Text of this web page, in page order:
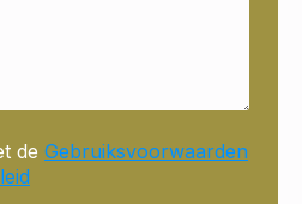
de Gebruiksvoorwaarden